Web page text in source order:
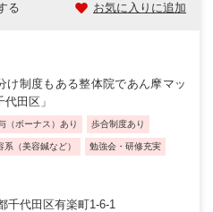
る お気に入りに追加
け制度もある整体院であん摩マッ
田区」
（ボーナス）あり 歩合制度あり
系（美容鍼など） 勉強会・研修充実
千代田区有楽町1-6-1